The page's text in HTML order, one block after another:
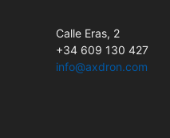
Calle Eras, 2
+34 609 130 427
info@axdron.com